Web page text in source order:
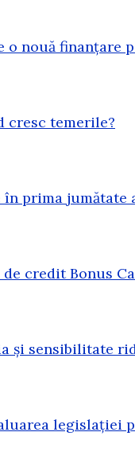
o nouă
cresc temerile?
prima jumătate
credit Bonus
și sensibilitate
legislației